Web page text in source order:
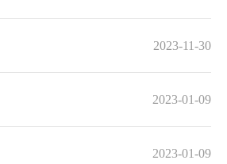
2023-11-30
2023-01-09
2023-01-09